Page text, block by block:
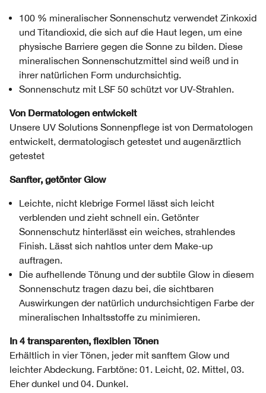
100 % mineralischer Sonnenschutz verwendet Zinkoxid
und Titandioxid, die sich auf die Haut legen, um eine
physische Barriere gegen die Sonne zu bilden. Diese
mineralischen Sonnenschutzmittel sind weiß und in
ihrer natürlichen Form undurchsichtig.
Sonnenschutz mit LSF 50 schützt vor UV-Strahlen.
Von Dermatologen entwickelt
Unsere UV Solutions Sonnenpflege ist von Dermatologen
entwickelt, dermatologisch getestet und augenärztlich
getestet
Sanfter, getönter Glow
Leichte, nicht klebrige Formel lässt sich leicht
verblenden und zieht schnell ein. Getönter
Sonnenschutz hinterlässt ein weiches, strahlendes
Finish. Lässt sich nahtlos unter dem Make-up
auftragen.
Die aufhellende Tönung und der subtile Glow in diesem
Sonnenschutz tragen dazu bei, die sichtbaren
Auswirkungen der natürlich undurchsichtigen Farbe der
mineralischen Inhaltsstoffe zu minimieren.
In 4 transparenten, flexiblen Tönen
Erhältlich in vier Tönen, jeder mit sanftem Glow und
leichter Abdeckung. Farbtöne: 01. Leicht, 02. Mittel, 03.
Eher dunkel und 04. Dunkel.